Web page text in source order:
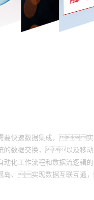
要快速数据集成，
的数据交换，以及移
动化工作流程和数据流逻
岛、实现数据互联互